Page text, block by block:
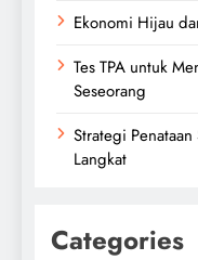
Ekonomi Hijau
Tes TPA untuk
Seseorang
Strategi
Langkat
Categories